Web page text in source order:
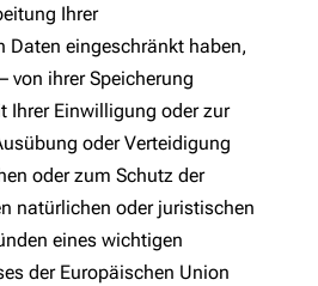
Ihrer
Daten eingeschränkt haben,
von ihrer Speicherung
Ihrer Einwilligung oder zur
oder Verteidigung
oder zum Schutz der
natürlichen oder juristischen
eines wichtigen
der Europäischen Union